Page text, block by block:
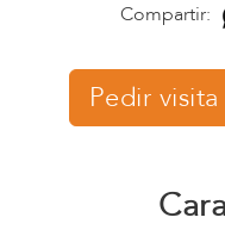
Compartir:
Pedir